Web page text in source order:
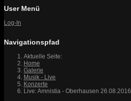
User Menü
Log-In
Navigationspfad
Aktuelle Seite:
Home
Galerie
Musik - Live
Konzerte
Live: Amnistia - Oberhausen 26.08.2016